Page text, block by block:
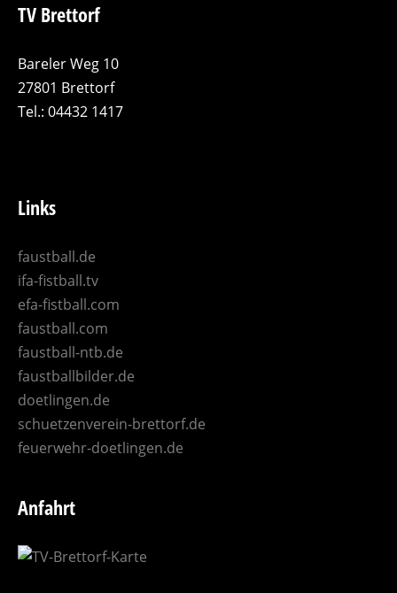
TV Brettorf
Bareler Weg 10
27801 Brettorf
Tel.: 04432 1417
Links
faustball.de
ifa-fistball.tv
efa-fistball.com
faustball.com
faustball-ntb.de
faustballbilder.de
doetlingen.de
schuetzenverein-brettorf.de
feuerwehr-doetlingen.de
Anfahrt